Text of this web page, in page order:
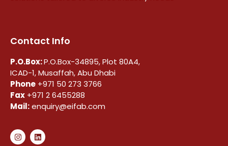
Contact Info
P.O.Box:P.O.Box-34895, Plot 80A4,
ICAD-1, Musaffah, Abu Dhabi
Phone +971 50 273 3766
Fax +971 2 6455288
Mail:enquiry@eifab.com